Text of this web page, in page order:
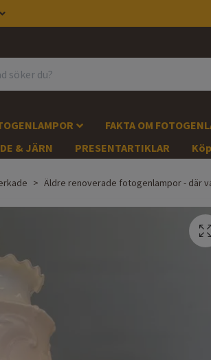
FAKTA OM
& JÄRN PRESENTARTIKLAR
Äldre renoverade fotogenlampor - där